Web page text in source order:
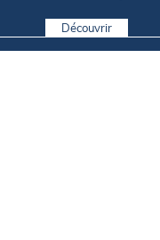
Découvrir